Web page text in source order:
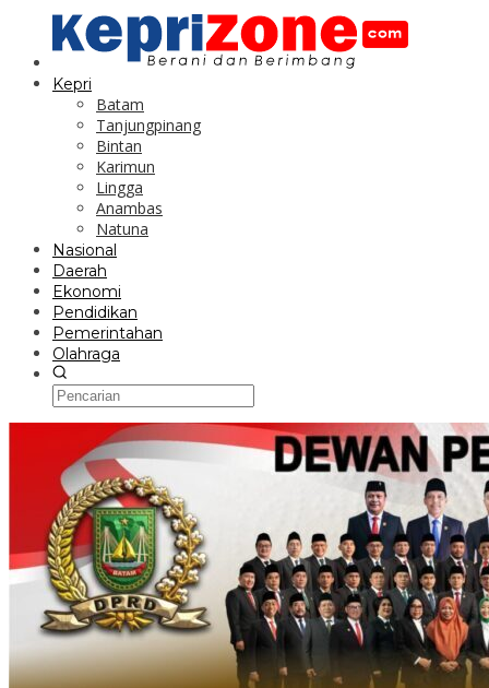
Kepri
Batam
Tanjungpinang
Bintan
Karimun
Lingga
Anambas
Natuna
Nasional
Daerah
Ekonomi
Pendidikan
Pemerintahan
Olahraga